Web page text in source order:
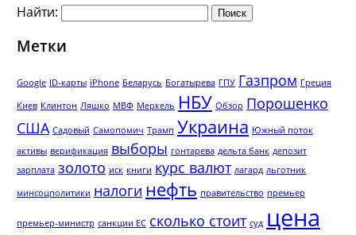
Найти:
Метки
Google ID-карты iPhone Беларусь Богатырева ГПУ Газпром Греция
Киев Клинтон Ляшко МВФ Меркель НБУ Обзор Порошенко
США Садовый Самопомич Трамп Украина Южный поток
активы верификация выборы гонтарева дельта банк депозит
зарплата золото иск книги курс валют лагард льготник
минсоцполитики налоги нефть правительство премьер
премьер-министр санкции ЕС сколько стоит суд цена